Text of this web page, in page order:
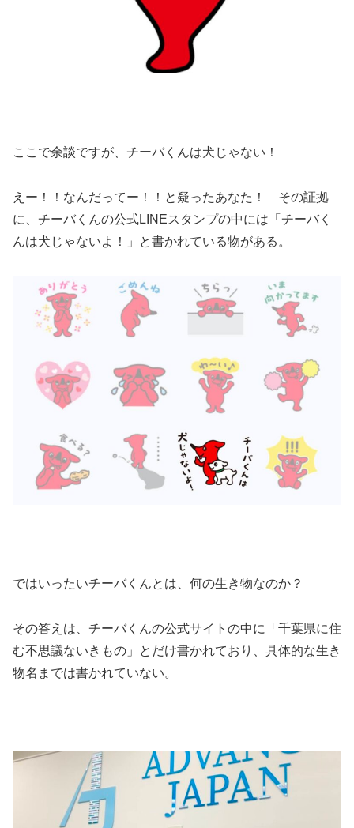
ここで余談ですが、チーバくんは犬じゃない！
えー！！なんだってー！！と疑ったあなた！ その証拠
に、チーバくんの公式LINEスタンプの中には「チーバく
んは犬じゃないよ！」と書かれている物がある。
ではいったいチーバくんとは、何の生き物なのか？
その答えは、チーバくんの公式サイトの中に「千葉県に住
む不思議ないきもの」とだけ書かれており、具体的な生き
物名までは書かれていない。